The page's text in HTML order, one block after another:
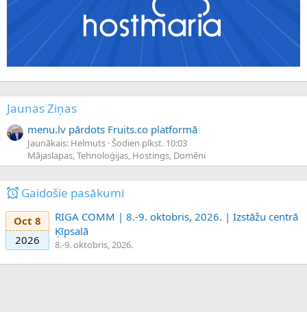
Jaunas Ziņas
menu.lv pārdots Fruits.co platformā
Jaunākais: Helmuts Šodien plkst. 10:03
Mājaslapas, Tehnoloģijas, Hostings, Domēni
Gaidošie pasākumi
Oct 8
2026
RIGA COMM | 8.-9. oktobris, 2026. | Izstāžu centrā
Ķīpsalā
8.-9. oktobris, 2026.